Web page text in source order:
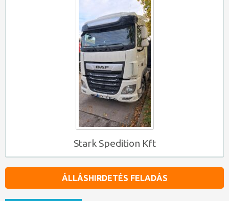
Stark Spedition Kft
ÁLLÁSHIRDETÉS FELADÁS